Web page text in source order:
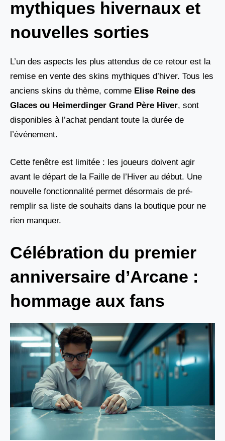
mythiques hivernaux et
nouvelles sorties
L’un des aspects les plus attendus de ce retour est la
remise en vente des skins mythiques d’hiver. Tous les
anciens skins du thème, comme Elise Reine des
Glaces ou Heimerdinger Grand Père Hiver, sont
disponibles à l’achat pendant toute la durée de
l’événement.
Cette fenêtre est limitée : les joueurs doivent agir
avant le départ de la Faille de l’Hiver au début. Une
nouvelle fonctionnalité permet désormais de pré-
remplir sa liste de souhaits dans la boutique pour ne
rien manquer.
Célébration du premier
anniversaire d’Arcane :
hommage aux fans